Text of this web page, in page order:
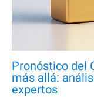
Pronóstico del
más allá:
expertos